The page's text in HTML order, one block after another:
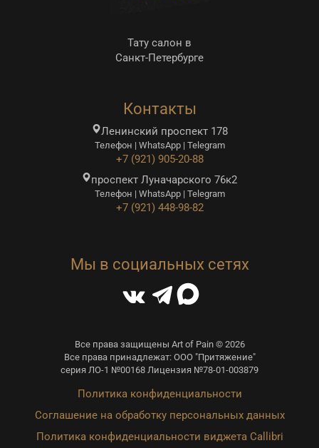
Тату салон в
Санкт-Петербурге
Контакты
Ленинский проспект 178
Телефон | WhatsApp | Telegram
+7 (921) 905-20-88
проспект Луначарского 76к2
Телефон | WhatsApp | Telegram
+7 (921) 448-98-82
Мы в социальных сетях
Все права защищены Art of Pain © 2026
Все права принадлежат: ООО "Притяжение"
серия ЛО-1 №00168 Лицензия №78-01-003879
Политика конфиденциальности
Соглашение на обработку персональных данных
Политика конфиденциальности виджета Callibri